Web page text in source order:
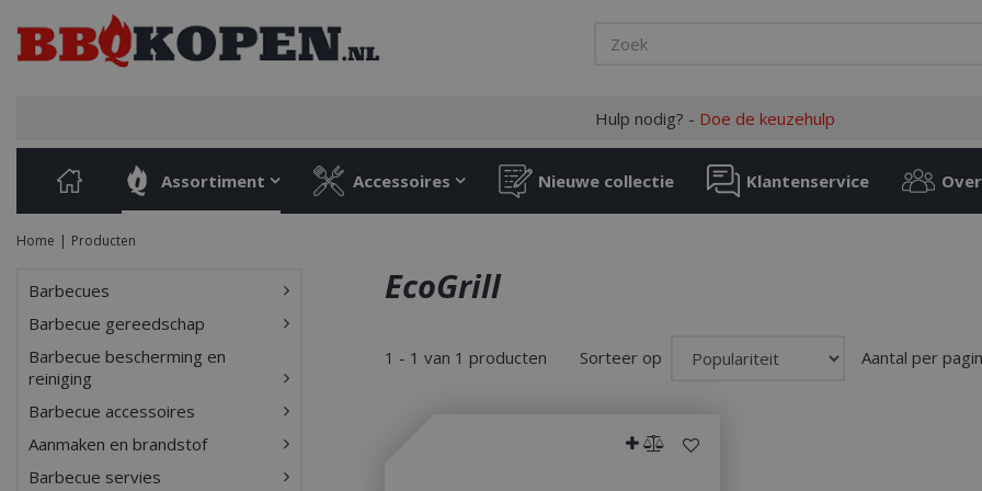
naar
content
Home Producten
Hulp nodig? - Doe de keuzehulp
Assortiment Accessoires Nieuwe collectie Klantenservice
EcoGrill
1 - 1 van 1 producten Aantal per
Sorteer op
Barbecues
Barbecue gereedschap
Barbecue bescherming en
reiniging
Barbecue accessoires
Aanmaken en brandstof
Barbecue servies